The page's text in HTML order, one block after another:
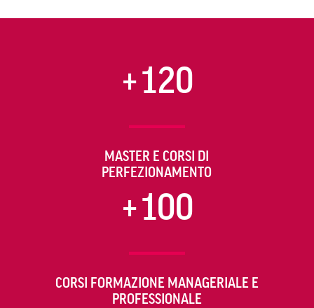
+120
MASTER E CORSI DI
PERFEZIONAMENTO
+100
CORSI FORMAZIONE MANAGERIALE E
PROFESSIONALE